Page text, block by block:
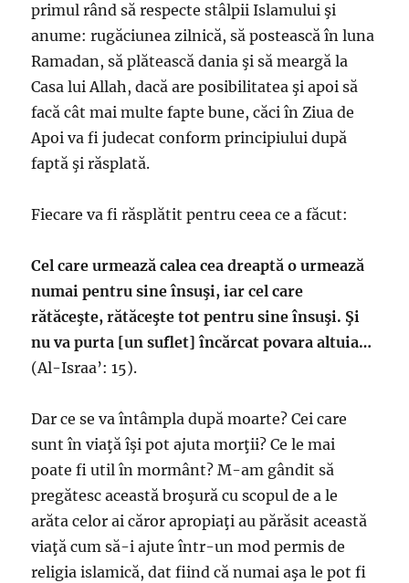
primul rând să respecte stâlpii Islamului şi
anume: rugăciunea zilnică, să postească în luna
Ramadan, să plătească dania şi să meargă la
Casa lui Allah, dacă are posibilitatea şi apoi să
facă cât mai multe fapte bune, căci în Ziua de
Apoi va fi judecat conform principiului după
faptă şi răsplată.
Fiecare va fi răsplătit pentru ceea ce a făcut:
Cel care urmează calea cea dreaptă o urmează
numai pentru sine însuşi, iar cel care
rătăceşte, rătăceşte tot pentru sine însuşi. Şi
nu va purta [un suflet] încărcat povara altuia…
(Al-Israa’: 15).
Dar ce se va întâmpla după moarte? Cei care
sunt în viaţă îşi pot ajuta morţii? Ce le mai
poate fi util în mormânt? M-am gândit să
pregătesc această broşură cu scopul de a le
arăta celor ai căror apropiaţi au părăsit această
viaţă cum să-i ajute într-un mod permis de
religia islamică, dat fiind că numai aşa le pot fi